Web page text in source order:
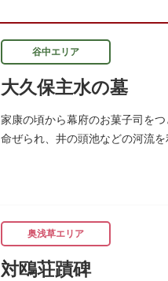
谷中エリア
大久保主水の墓
家康の頃から幕府のお菓子司を
命ぜられ、井の頭池などの河流
奥浅草エリア
対鴎荘蹟碑